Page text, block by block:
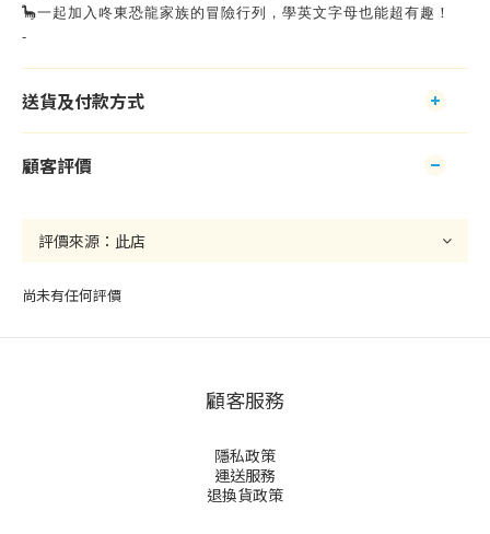
🦕一起加入咚東恐龍家族的冒險行列，學英文字母也能超有趣！
-
送貨及付款方式
顧客評價
尚未有任何評價
顧客服務
隱私政策
運送服務
退換貨政策